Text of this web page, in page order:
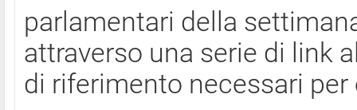
parlamentari della
attraverso una serie di link
di riferimento necessari